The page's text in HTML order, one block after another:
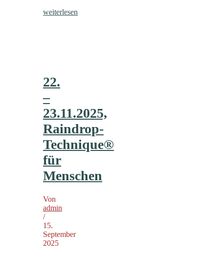
weiterlesen
22.
–
23.11.2025,
Raindrop-
Technique®
für
Menschen
Von
admin
/
15.
September
2025